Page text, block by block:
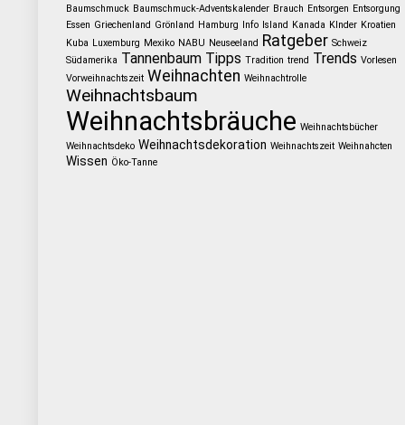
Baumschmuck Baumschmuck-Adventskalender Brauch Entsorgen Entsorgung
Essen Griechenland Grönland Hamburg Info Island Kanada KInder Kroatien
Kuba Luxemburg Mexiko NABU Neuseeland Ratgeber Schweiz
Südamerika Tannenbaum Tipps Tradition trend Trends Vorlesen
Vorweihnachtszeit Weihnachten Weihnachtrolle
Weihnachtsbaum
Weihnachtsbräuche Weihnachtsbücher
Weihnachtsdeko Weihnachtsdekoration Weihnachtszeit Weihnahcten
Wissen Öko-Tanne